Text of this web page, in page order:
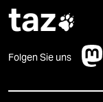
taz
Folgen Sie uns